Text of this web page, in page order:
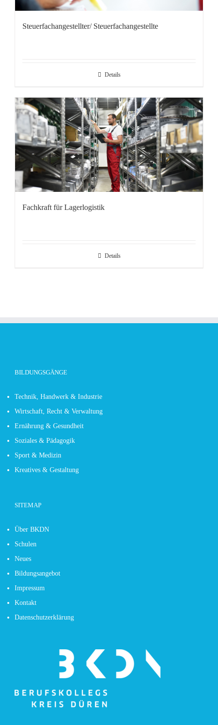
Steuerfachangestellter/ Steuerfachangestellte
Details
Fachkraft für Lagerlogistik
Details
BILDUNGSGÄNGE
Technik, Handwerk & Industrie
Wirtschaft, Recht & Verwaltung
Ernährung & Gesundheit
Soziales & Pädagogik
Sport & Medizin
Kreatives & Gestaltung
SITEMAP
Über BKDN
Schulen
Neues
Bildungsangebot
Impressum
Kontakt
Datenschutzerklärung